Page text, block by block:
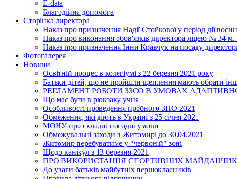
E-data
Благодійна допомога
Сторінка директора
Наказ про призначення Надії Стойкової у період дії
Наказ про виконання обов'язків директора ліцею № 34
Наказ про призначення Інни Кравчук на посаду
Фотогалерея
Новини
Освітній процес в колегіумі з 22 березня 2021 року
Батьки дітей, що не пройшли щеплення мають обрати
РЕГЛАМЕНТ РОБОТИ ЗЗСО В УМОВАХ
Що має бути в рюкзаку учня
Особливості проведення пробного ЗНО-2021
Обмеження, які діють в Україні з 25 січня 2021
МОНУ про складні погодні умови
Обмежувальні заходи в Житомирі до 30.04.2021
Житомир перебуватиме у "червоній" зоні
Щодо канікул з 13 березня 2021
ПРО ВИКОРИСТАННЯ СПОРТИВНИХ
До уваги батьків майбутніх першокласників